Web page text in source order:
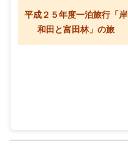
平成２５年度一泊旅行「岸
和田と富田林」の旅